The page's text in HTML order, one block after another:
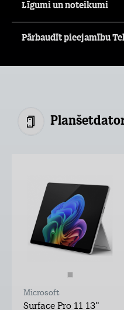
Līgumi un noteikumi
Pārbaudīt pieejamību
Microsoft
Surface Pro 11 13"